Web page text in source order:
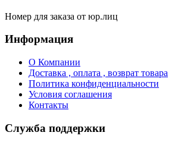
Номер для заказа от юр.лиц
Информация
О Компании
Доставка , оплата , возврат товара
Политика конфиденциальности
Условия соглашения
Контакты
Служба поддержки